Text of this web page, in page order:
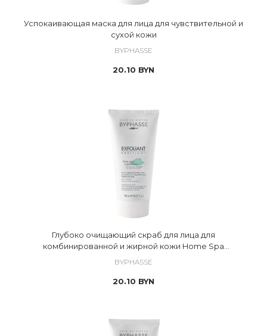
Успокаивающая маска для лица для чувствительной и
сухой кожи
BYPHASSE
20.10 BYN
Глубоко очищающий скраб для лица для
комбинированной и жирной кожи Home Spa
BYPHASSE
20.10 BYN